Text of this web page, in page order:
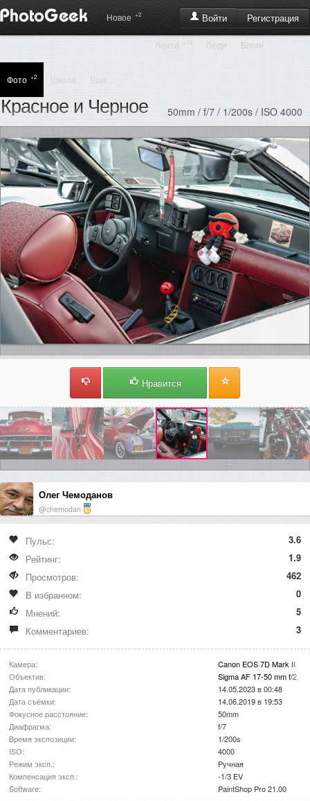
Войти Регистрация
Новое +2
Лента Люди Блоги
Фото +2 Школа Еще ...
Красное и Черное 50mm / f/7 / 1/200s / ISO 4000
Нравится
Олег Чемоданов
@chemodan
Пульс:
3.6
Рейтинг:
1.9
Просмотров:
462
В избранном:
0
Мнений:
5
Комментариев:
3
Камера:
Canon EOS 7D Mark II
Объектив:
Sigma AF 17-50 mm f/2.8
Дата публикации:
14.05.2023 в 00:48
Дата съёмки:
14.06.2019 в 19:53
Фокусное расстояние:
50mm
Диафрагма:
f/7
Время экспозиции:
1/200s
ISO:
4000
Режим эксп.:
Ручная
Компенсация эксп.:
-1/3 EV
Software:
PaintShop Pro 21.00